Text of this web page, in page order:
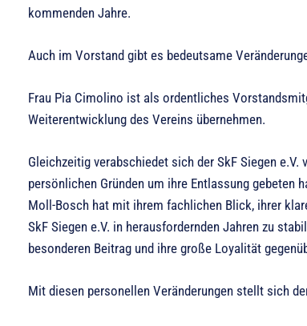
kommenden Jahre.
Auch im Vorstand gibt es bedeutsame
Frau Pia Cimolino ist als ordentliches
Weiterentwicklung des Vereins übernehmen.
Gleichzeitig verabschiedet sich der SkF Siegen
persönlichen Gründen um ihre Entlassung gebeten
Moll-Bosch hat mit ihrem fachlichen Blick, ihrer
SkF Siegen e.V. in herausfordernden Jahren zu
besonderen Beitrag und ihre große Loyalität
Mit diesen personellen Veränderungen stellt sich